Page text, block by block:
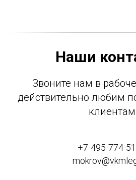
Наши
Звоните нам в
действительно любим
+7-495-774-